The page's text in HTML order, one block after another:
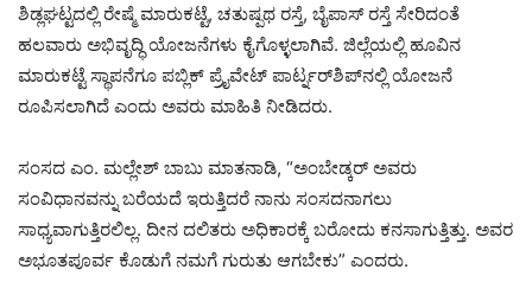
ಶಿಡ್ಲಘಟ್ಟದಲ್ಲಿ ರೇಷ್ಮೆ ಮಾರುಕಟ್ಟೆ, ಚತುಷ್ಪಥ ರಸ್ತೆ, ಬೈಪಾಸ್ ರಸ್ತೆ ಸೇರಿದಂತೆ
ಹಲವಾರು ಅಭಿವೃದ್ಧಿ ಯೋಜನೆಗಳು ಕೈಗೊಳ್ಳಲಾಗಿವೆ. ಜಿಲ್ಲೆಯಲ್ಲಿ ಹೂವಿನ
ಮಾರುಕಟ್ಟೆ ಸ್ಥಾಪನೆಗೂ ಪಬ್ಲಿಕ್ ಪ್ರೈವೇಟ್ ಪಾರ್ಟ್ನರ್‌ಶಿಪ್‌ನಲ್ಲಿ ಯೋಜನೆ
ರೂಪಿಸಲಾಗಿದೆ ಎಂದು ಅವರು ಮಾಹಿತಿ ನೀಡಿದರು.
ಸಂಸದ ಎಂ. ಮಲ್ಲೇಶ್ ಬಾಬು ಮಾತನಾಡಿ, “ಅಂಬೇಡ್ಕರ್ ಅವರು
ಸಂವಿಧಾನವನ್ನು ಬರೆಯದೆ ಇರುತ್ತಿದರೆ ನಾನು ಸಂಸದನಾಗಲು
ಸಾಧ್ಯವಾಗುತ್ತಿರಲಿಲ್ಲ. ದೀನ ದಲಿತರು ಅಧಿಕಾರಕ್ಕೆ ಬರೋದು ಕನಸಾಗುತ್ತಿತ್ತು. ಅವರ
ಅಭೂತಪೂರ್ವ ಕೊಡುಗೆ ನಮಗೆ ಗುರುತು ಆಗಬೇಕು” ಎಂದರು.